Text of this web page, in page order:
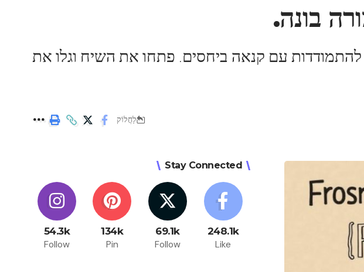
בונה.
להתמודדות עם קנאה ביחסים. פתחו את השיח וגלו את
לַחֲלוֹק
Stay Connected
248.1k
Like
69.1k
Follow
134k
Pin
54.3k
Follow